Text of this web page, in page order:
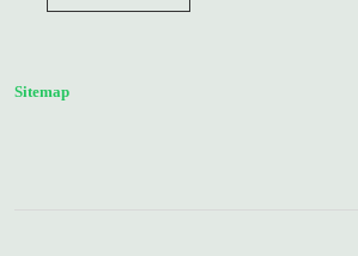
Sitemap